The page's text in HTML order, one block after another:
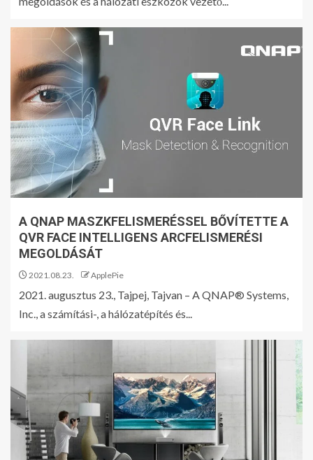
A SANDBERG BEMUTATJA ÚJ
4
FEDEZD FEL A GO 6 (GEN II)-T
5
A TS120/TS140 EX RGB PC-
VENTILÁTORT
A QNAP MASZKFELISMERÉSSEL BŐVÍTETTE A
QVR FACE INTELLIGENS ARCFELISMERÉSI
MEGOLDÁSÁT
2021.08.23. ApplePie
2021. augusztus 23., Tajpej, Tajvan – A QNAP® Systems,
Inc., a számítási-, a hálózatépítés és...